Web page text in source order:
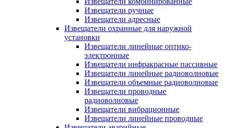
Извещатели ручные
Извещатели адресные
Извещатели охранные для наружной
установки
Извещатели линейные оптико-
электронные
Извещатели инфракрасные пассивные
Извещатели линейные радиоволновые
Извещатели объемные радиоволновые
Извещатели проводные
радиоволновые
Извещатели вибрационные
Извещатели линейные проводные